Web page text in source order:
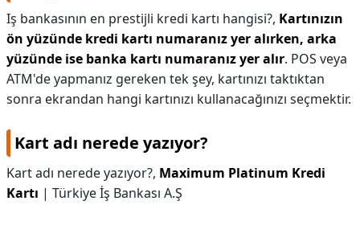
Iş bankasının en prestijli kredi kartı hangisi?, Kartınızın
ön yüzünde kredi kartı numaranız yer alırken, arka
yüzünde ise banka kartı numaranız yer alır. POS veya
ATM'de yapmanız gereken tek şey, kartınızı taktıktan
sonra ekrandan hangi kartınızı kullanacağınızı seçmektir.
Kart adı nerede yazıyor?
Kart adı nerede yazıyor?, Maximum Platinum Kredi
Kartı | Türkiye İş Bankası A.Ş